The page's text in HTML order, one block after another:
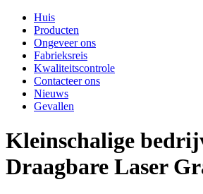
Huis
Producten
Ongeveer ons
Fabrieksreis
Kwaliteitscontrole
Contacteer ons
Nieuws
Gevallen
Kleinschalige
Draagbare Laser